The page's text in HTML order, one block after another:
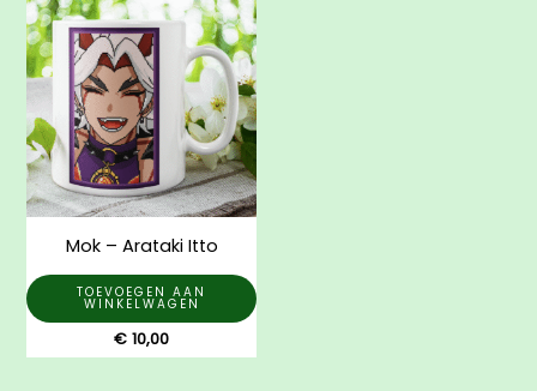
Mok – Arataki Itto
TOEVOEGEN AAN
WINKELWAGEN
€ 10,00